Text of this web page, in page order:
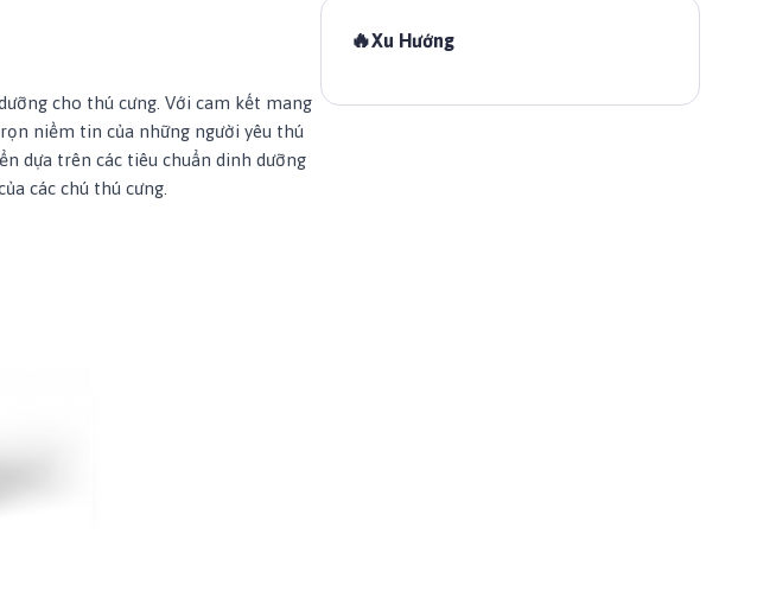
cho thú cưng. Với cam kết mang
niềm tin của những người yêu thú
dựa trên các tiêu chuẩn dinh dưỡng
các chú thú cưng.
🔥Xu Hướng